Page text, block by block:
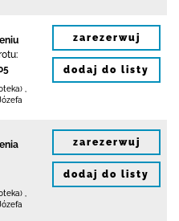
zarezerwuj
dodaj do listy
zarezerwuj
dodaj do listy